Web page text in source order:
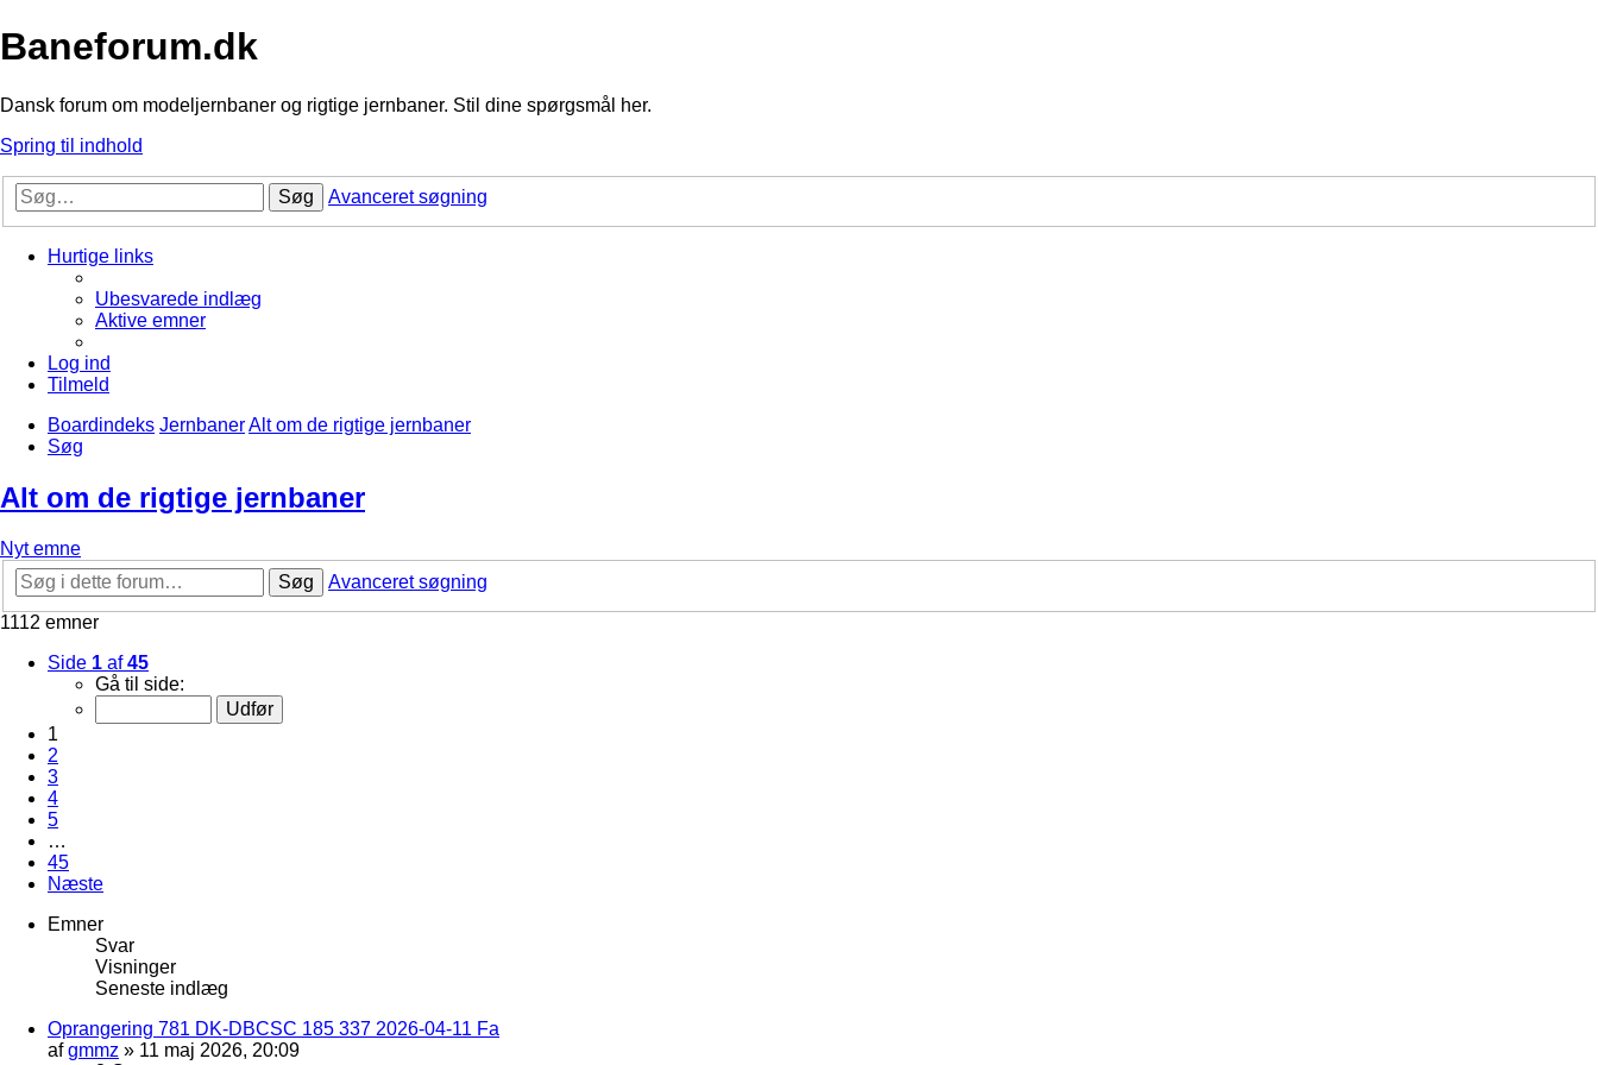
Baneforum.dk
Dansk forum om modeljernbaner og rigtige jernbaner. Stil dine spørgsmål her.
Spring til indhold
Søg Avanceret søgning
Hurtige links
Ubesvarede indlæg
Aktive emner
Log ind
Tilmeld
Boardindeks JernbanerAlt om de rigtige jernbaner
Søg
Alt om de rigtige jernbaner
Nyt emne
Søg
Avanceret søgning
1112 emner
Side 1 af45
Gå til side:
1
2
3
4
5
…
45
Næste
Emner
Svar
Visninger
Seneste indlæg
Oprangering 781 DK-DBCSC 185 337 2026-04-11 Fa
afgmmz » 11 maj 2026, 20:09